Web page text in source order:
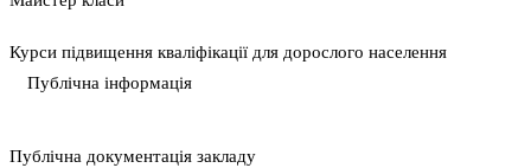
Курси підвищення кваліфікації для дорослого населення
Публічна інформація
Публічна документація закладу